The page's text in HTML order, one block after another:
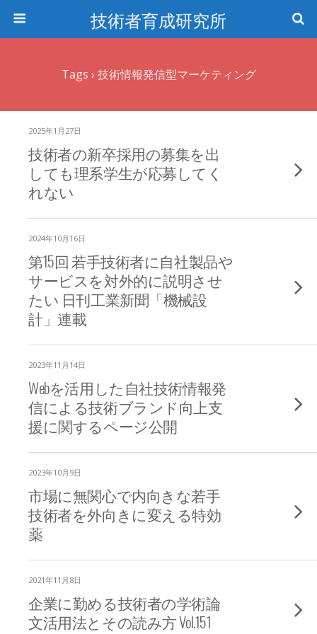
技術者育成研究所
Tags › 技術情報発信型マーケティング
2025年1月27日
技術者の新卒採用の募集を出
しても理系学生が応募してく
れない
2024年10月16日
第15回 若手技術者に自社製品や
サービスを対外的に説明させ
たい 日刊工業新聞「機械設
計」連載
2023年11月14日
Webを活用した自社技術情報発
信による技術ブランド向上支
援に関するページ公開
2023年10月9日
市場に無関心で内向きな若手
技術者を外向きに変える特効
薬
2021年11月8日
企業に勤める技術者の学術論
文活用法とその読み方 Vol.151